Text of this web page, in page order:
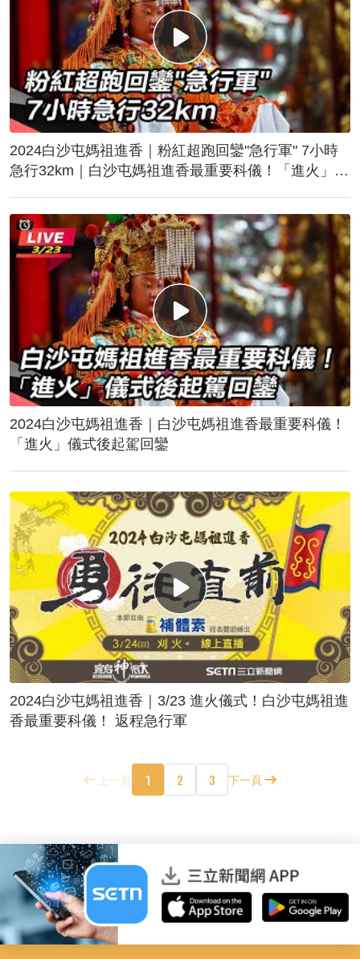
2024白沙屯媽祖進香｜粉紅超跑回鑾"急行軍" 7小時
急行32km｜白沙屯媽祖進香最重要科儀！「進火」儀
2024白沙屯媽祖進香｜白沙屯媽祖進香最重要科儀！
「進火」儀式後起駕回鑾
2024白沙屯媽祖進香｜3/23 進火儀式！白沙屯媽祖進
香最重要科儀！ 返程急行軍
上一頁 1 2 3 下一頁